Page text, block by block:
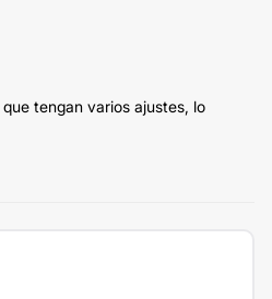
tengan varios ajustes, lo